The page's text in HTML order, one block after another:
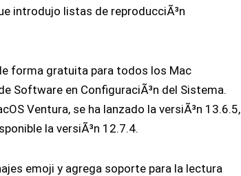
introdujo listas de reproducciÃ³n
forma gratuita para todos los Mac
Software en ConfiguraciÃ³n del Sistema.
Ventura, se ha lanzado la versiÃ³n 13.6.5,
la versiÃ³n 12.7.4.
emoji y agrega soporte para la lectura